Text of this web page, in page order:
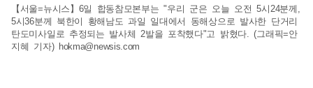
【서울=뉴시스】6일 합동참모본부는 "우리 군은 오늘 오전 5시24분께,
5시36분께 북한이 황해남도 과일 일대에서 동해상으로 발사한 단거리
탄도미사일로 추정되는 발사체 2발을 포착했다"고 밝혔다. (그래픽=안
지혜 기자) hokma@newsis.com